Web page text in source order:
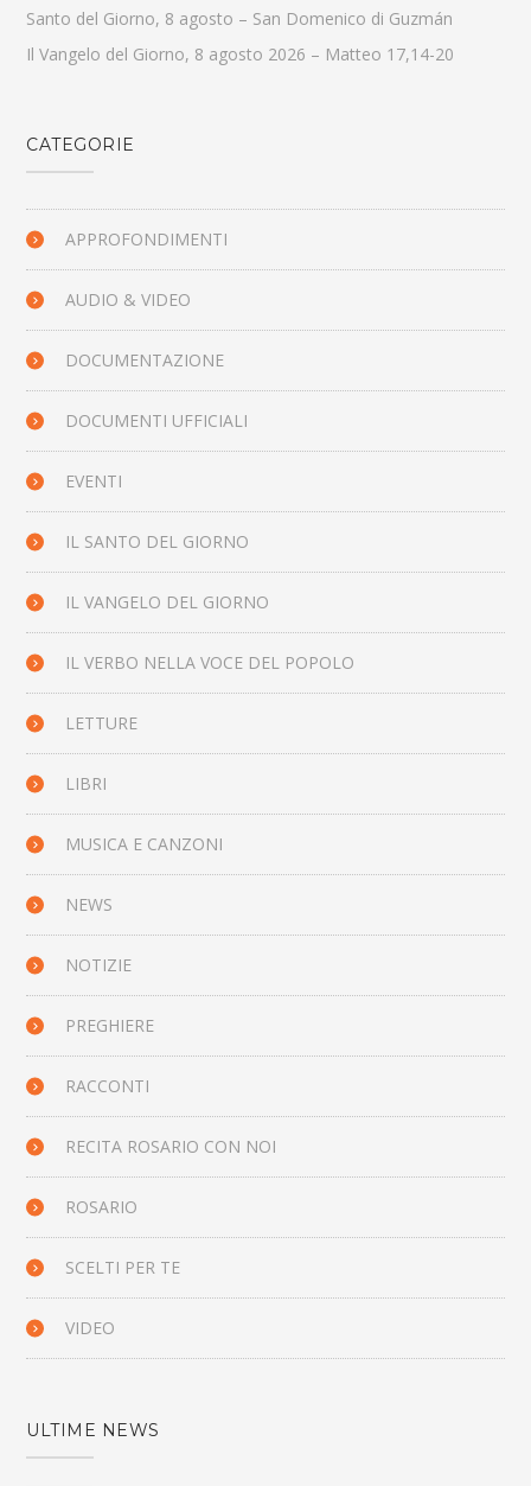
Santo del Giorno, 8 agosto – San Domenico di Guzmán
Il Vangelo del Giorno, 8 agosto 2026 – Matteo 17,14-20
CATEGORIE
APPROFONDIMENTI
AUDIO & VIDEO
DOCUMENTAZIONE
DOCUMENTI UFFICIALI
EVENTI
IL SANTO DEL GIORNO
IL VANGELO DEL GIORNO
IL VERBO NELLA VOCE DEL POPOLO
LETTURE
LIBRI
MUSICA E CANZONI
NEWS
NOTIZIE
PREGHIERE
RACCONTI
RECITA ROSARIO CON NOI
ROSARIO
SCELTI PER TE
VIDEO
ULTIME NEWS